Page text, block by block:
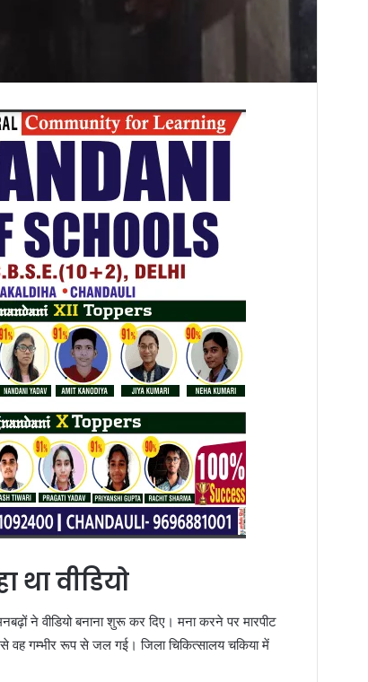
वीडियो
ने वीडियो बनाना शुरू कर दिए। मना करने पर मारपीट
गम्भीर रूप से जल गई। जिला चिकित्सालय चकिया में